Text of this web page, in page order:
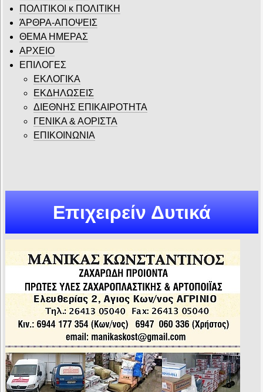
ΠΟΛΙΤΙΚΟΙ κ ΠΟΛΙΤΙΚΗ
ΆΡΘΡΑ-ΑΠΟΨΕΙΣ
ΘΕΜΑ ΗΜΕΡΑΣ
ΑΡΧΕΙΟ
ΕΠΙΛΟΓΕΣ
ΕΚΛΟΓΙΚΑ
ΕΚΔΗΛΩΣΕΙΣ
ΔΙΕΘΝΗΣ ΕΠΙΚΑΙΡΟΤΗΤΑ
ΓΕΝΙΚΑ & ΑΟΡΙΣΤΑ
ΕΠΙΚΟΙΝΩΝΙΑ
Επιχειρείν Δυτικά